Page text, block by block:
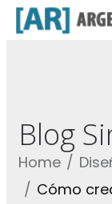
Blog
Home
Cómo